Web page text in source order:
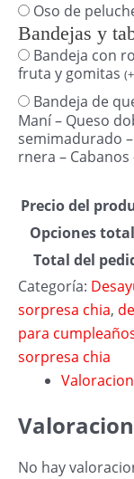
Oso de
Bandejas y
Bandeja con
fruta y gomitas (+
Bandeja de
Maní – Queso
semimadurado
rnera – Cabanos
Precio del
Opciones
Total del
Categoría:
sorpresa chia,
para
sorpresa chia
No hay